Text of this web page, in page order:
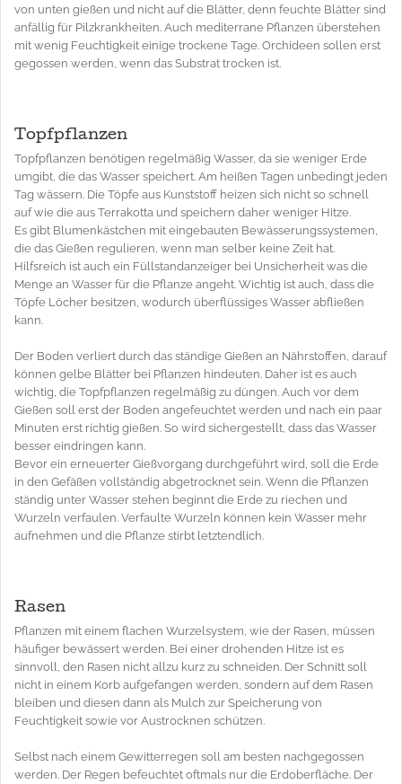
von unten gießen und nicht auf die Blätter, denn feuchte Blätter sind
anfällig für Pilzkrankheiten. Auch mediterrane Pflanzen überstehen
mit wenig Feuchtigkeit einige trockene Tage. Orchideen sollen erst
gegossen werden, wenn das Substrat trocken ist.
Topfpflanzen
Topfpflanzen benötigen regelmäßig Wasser, da sie weniger Erde
umgibt, die das Wasser speichert. Am heißen Tagen unbedingt jeden
Tag wässern. Die Töpfe aus Kunststoff heizen sich nicht so schnell
auf wie die aus Terrakotta und speichern daher weniger Hitze.
Es gibt Blumenkästchen mit eingebauten Bewässerungssystemen,
die das Gießen regulieren, wenn man selber keine Zeit hat.
Hilfsreich ist auch ein Füllstandanzeiger bei Unsicherheit was die
Menge an Wasser für die Pflanze angeht. Wichtig ist auch, dass die
Töpfe Löcher besitzen, wodurch überflüssiges Wasser abfließen
kann.
Der Boden verliert durch das ständige Gießen an Nährstoffen, darauf
können gelbe Blätter bei Pflanzen hindeuten. Daher ist es auch
wichtig, die Topfpflanzen regelmäßig zu düngen. Auch vor dem
Gießen soll erst der Boden angefeuchtet werden und nach ein paar
Minuten erst richtig gießen. So wird sichergestellt, dass das Wasser
besser eindringen kann.
Bevor ein erneuerter Gießvorgang durchgeführt wird, soll die Erde
in den Gefäßen vollständig abgetrocknet sein. Wenn die Pflanzen
ständig unter Wasser stehen beginnt die Erde zu riechen und
Wurzeln verfaulen. Verfaulte Wurzeln können kein Wasser mehr
aufnehmen und die Pflanze stirbt letztendlich.
Rasen
Pflanzen mit einem flachen Wurzelsystem, wie der Rasen, müssen
häufiger bewässert werden. Bei einer drohenden Hitze ist es
sinnvoll, den Rasen nicht allzu kurz zu schneiden. Der Schnitt soll
nicht in einem Korb aufgefangen werden, sondern auf dem Rasen
bleiben und diesen dann als Mulch zur Speicherung von
Feuchtigkeit sowie vor Austrocknen schützen.
Selbst nach einem Gewitterregen soll am besten nachgegossen
werden. Der Regen befeuchtet oftmals nur die Erdoberfläche. Der